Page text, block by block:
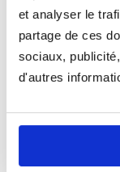
et analyser le
partage de ces
sociaux,
d'autres